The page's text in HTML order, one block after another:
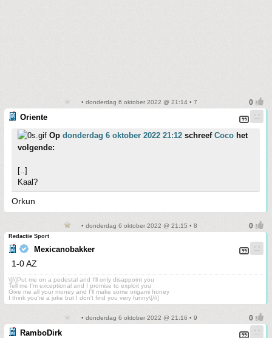
• donderdag 6 oktober 2022 @ 21:14 • 7
Oriente
Op donderdag 6 oktober 2022 21:12 schreef Coco het
volgende:
[..]
Kaal?
Orkun
• donderdag 6 oktober 2022 @ 21:15 • 8
Redactie Sport
Mexicanobakker
1-0 AZ
\[i\]Put me on a pedestal and I'll only disappoint you
Tell me I'm exceptional and I promise to exploit you
Give me all your money and I'll make some origami honey
I think you're a joke but I don't find you very funny\[/i\]
• donderdag 6 oktober 2022 @ 21:16 • 9
RamboDirk